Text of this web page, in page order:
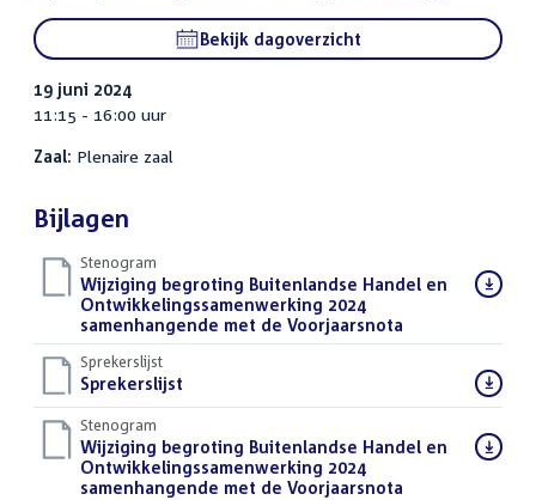
link:
Bekijk dagoverzicht
19 juni 2024
11:15 - 16:00 uur
Zaal: Plenaire zaal
Bijlagen
Stenogram
Download
bestand:
Wijziging begroting Buitenlandse Handel en
Ontwikkelingssamenwerking 2024
samenhangende met de Voorjaarsnota
Sprekerslijst
Download
bestand:
Sprekerslijst
Stenogram
Download
bestand:
Wijziging begroting Buitenlandse Handel en
Ontwikkelingssamenwerking 2024
samenhangende met de Voorjaarsnota